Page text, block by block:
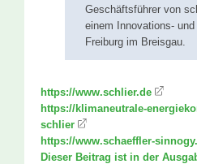
Geschäftsführer von
einem Innovations-
Freiburg im Breisgau.
https://www.schlier.de
https://klimaneutrale-
schlier
https://www.schaeffler-
Dieser Beitrag ist in der